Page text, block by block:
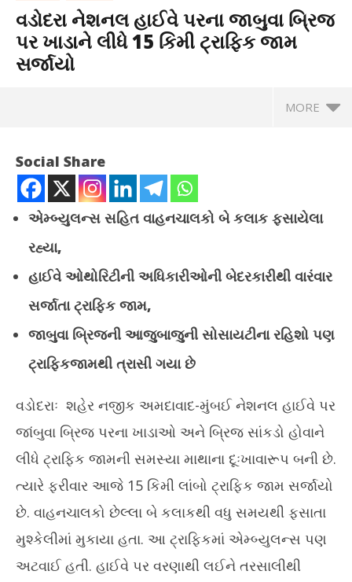
વડોદરા નેશનલ હાઈવે પરના જાબુવા બ્રિજ
પર ખાડાને લીધે 15 કિમી ટ્રાફિક જામ
સર્જાયો
MORE
NOW VIEWING
વડોદરા નેશનલ હાઈવે પરના જાબુવા બ્રિજ પર ખાડાને લીધે 15 કિમી
July
23,
Social Share
એમ્બ્યુલન્સ સહિત વાહનચાલકો બે કલાક ફસાયેલા
રહ્યા,
હાઈવે ઓથોરિટીની અધિકારીઓની બેદરકારીથી વારંવાર
સર્જાતા ટ્રાફિક જામ,
જાબુવા બ્રિજની આજુબાજુની સોસાયટીના રહિશો પણ
ટ્રાફિકજામથી ત્રાસી ગયા છે
વડોદરાઃ શહેર નજીક અમદાવાદ-મુંબઈ નેશનલ હાઈવે પર
જાંબુવા બ્રિજ પરના ખાડાઓ અને બ્રિજ સાંકડો હોવાને
લીધે ટ્રાફિક જામની સમસ્યા માથાના દૂઃખાવારૂપ બની છે.
ત્યારે ફરીવાર આજે 15 કિમી લાંબો ટ્રાફિક જામ સર્જાયો
છે. વાહનચાલકો છેલ્લા બે કલાકથી વધુ સમયથી ફસાતા
મુશ્કેલીમાં મુકાયા હતા. આ ટ્રાફિકમાં એમ્બ્યુલન્સ પણ
અટવાઈ હતી. હાઈવે પર વરણાથી લઈને તરસાલીથી